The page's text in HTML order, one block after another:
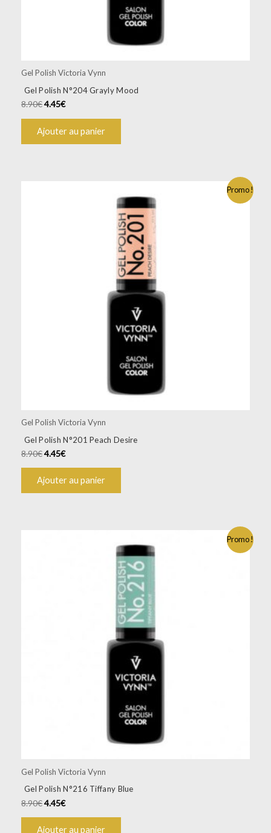
Gel Polish Victoria Vynn
Gel Polish N°204 Grayly Mood
8.90€4.45€
Ajouter au panier
Promo !
Gel Polish Victoria Vynn
Gel Polish N°201 Peach Desire
8.90€4.45€
Ajouter au panier
Promo !
Gel Polish Victoria Vynn
Gel Polish N°216 Tiffany Blue
8.90€4.45€
Ajouter au panier